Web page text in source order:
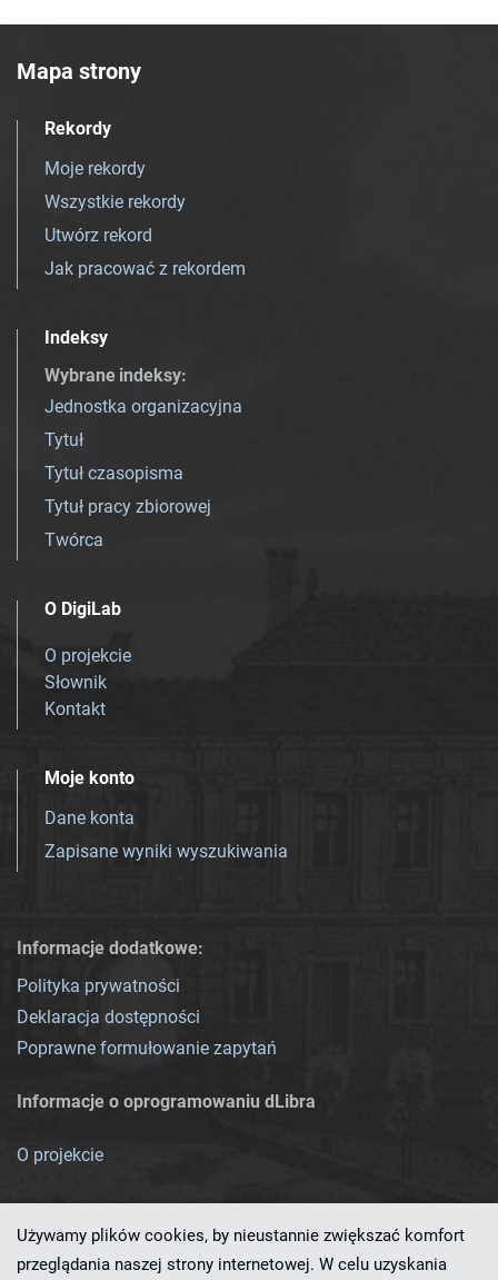
Mapa strony
Rekordy
Moje rekordy
Wszystkie rekordy
Utwórz rekord
Jak pracować z rekordem
Indeksy
Wybrane indeksy:
Jednostka organizacyjna
Tytuł
Tytuł czasopisma
Tytuł pracy zbiorowej
Twórca
O DigiLab
O projekcie
Słownik
Kontakt
Moje konto
Dane konta
Zapisane wyniki wyszukiwania
Informacje dodatkowe:
Polityka prywatności
Deklaracja dostępności
Poprawne formułowanie zapytań
Informacje o oprogramowaniu dLibra
O projekcie
Używamy plików cookies, by nieustannie zwiększać komfort
przeglądania naszej strony internetowej. W celu uzyskania